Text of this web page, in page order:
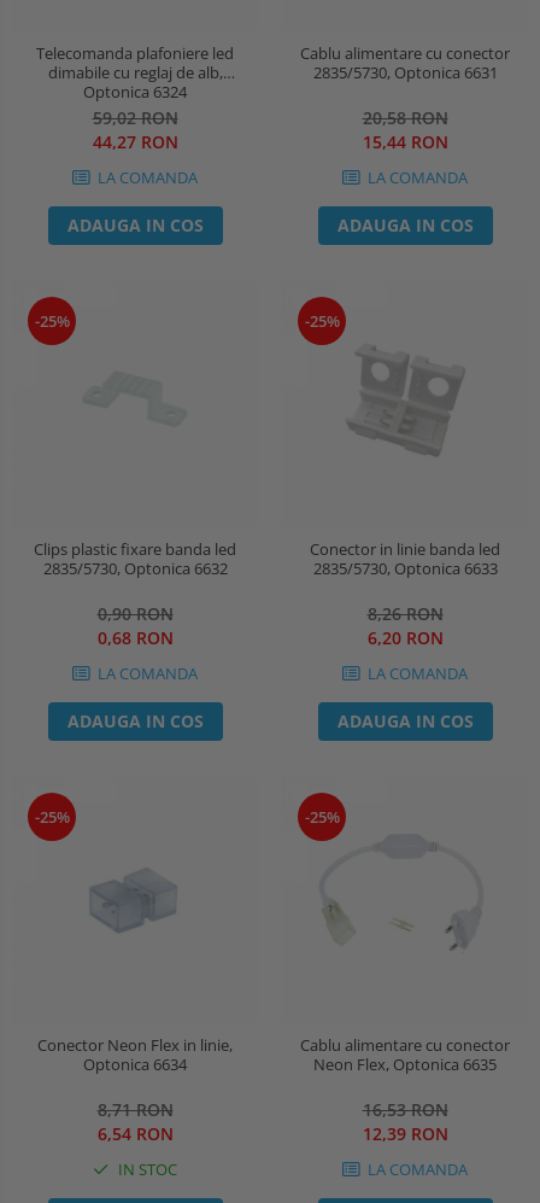
Telecomanda plafoniere led
dimabile cu reglaj de alb,
Optonica 6324
59,02 RON
44,27 RON
LA COMANDA
ADAUGA IN COS
Cablu alimentare cu conector
2835/5730, Optonica 6631
20,58 RON
15,44 RON
LA COMANDA
ADAUGA IN COS
-25%
Clips plastic fixare banda led
2835/5730, Optonica 6632
0,90 RON
0,68 RON
LA COMANDA
ADAUGA IN COS
-25%
Conector in linie banda led
2835/5730, Optonica 6633
8,26 RON
6,20 RON
LA COMANDA
ADAUGA IN COS
-25%
Conector Neon Flex in linie,
Optonica 6634
8,71 RON
6,54 RON
IN STOC
-25%
Cablu alimentare cu conector
Neon Flex, Optonica 6635
16,53 RON
12,39 RON
LA COMANDA